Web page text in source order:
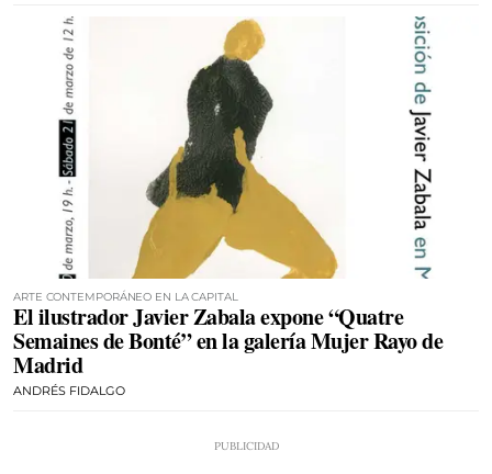
ARTE CONTEMPORÁNEO EN LA CAPITAL
El ilustrador Javier Zabala expone “Quatre
Semaines de Bonté” en la galería Mujer Rayo de
Madrid
ANDRÉS FIDALGO